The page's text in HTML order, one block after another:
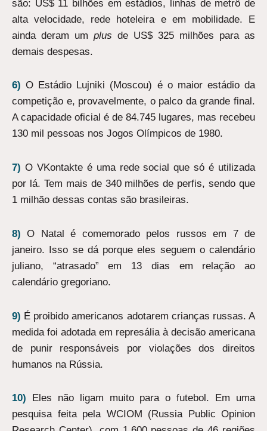
são: US$ 11 bilhões em estádios, linhas de metrô de
alta velocidade, rede hoteleira e em mobilidade. E
ainda deram um plus de US$ 325 milhões para as
demais despesas.
6) O Estádio Lujniki (Moscou) é o maior estádio da
competição e, provavelmente, o palco da grande final.
A capacidade oficial é de 84.745 lugares, mas recebeu
130 mil pessoas nos Jogos Olímpicos de 1980.
7) O VKontakte é uma rede social que só é utilizada
por lá. Tem mais de 340 milhões de perfis, sendo que
1 milhão dessas contas são brasileiras.
8) O Natal é comemorado pelos russos em 7 de
janeiro. Isso se dá porque eles seguem o calendário
juliano, “atrasado” em 13 dias em relação ao
calendário gregoriano.
9) É proibido americanos adotarem crianças russas. A
medida foi adotada em represália à decisão americana
de punir responsáveis por violações dos direitos
humanos na Rússia.
10) Eles não ligam muito para o futebol. Em uma
pesquisa feita pela WCIOM (Russia Public Opinion